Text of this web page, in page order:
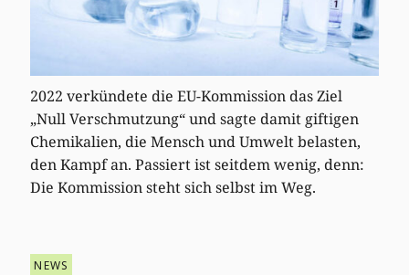
2022 verkündete die EU-Kommission das Ziel
„Null Verschmutzung“ und sagte damit giftigen
Chemikalien, die Mensch und Umwelt belasten,
den Kampf an. Passiert ist seitdem wenig, denn:
Die Kommission steht sich selbst im Weg.
NEWS